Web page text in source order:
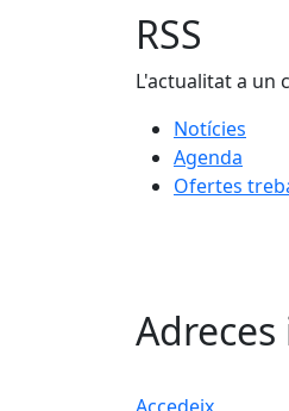
RSS
L'actualitat a un
Notícies
Agenda
Ofertes